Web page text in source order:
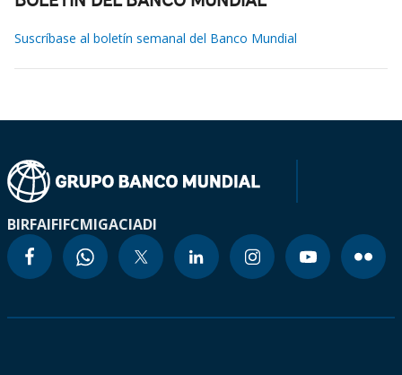
Suscríbase al boletín semanal del Banco Mundial
BIRFAIFIFCMIGACIADI